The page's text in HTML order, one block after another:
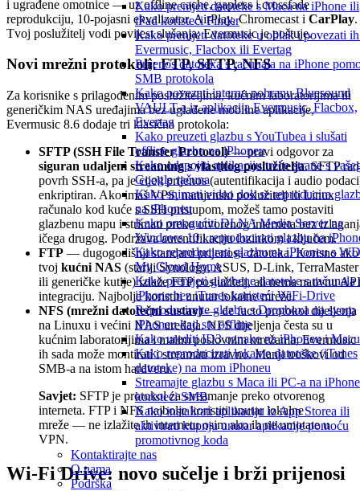
Kako prenijeti datoteke s Maca na iPhone ili
iPad koristeći Finder
Kako prenijeti datoteke u oblak i povezati
Evermusic, Flacbox ili Evertag
Prijenos datoteka s računala na iPhone
SMB protokola
Kako povezati internu pohranu Bluesound
VAULT-a iz aplikacija Evermusic, Flacbox,
Evertag
Kako preuzeti glazbu s YouTubea i slušati
offline glazbu na iPhoneu
Kako odspojiti aplikaciju treće strane s
Google računa
Kako snimati video dok se reproducira
na iPhoneu
Kako omogućiti DLNA Media Server na
Windows 10 i reproducirati glazbu na
Kako reproducirati glazbu na iPhoneu s WD
My Cloud Home
Kako prenijeti glazbene datoteke s računala
iPhone bez iTunes koristeći WiFi-Drive
Reproducirajte glazbu s Dropboxa na svom
iPhoneu kad ste offline
Kako urediti ID3 oznake na iPhoneu i Macu
Kako reproducirati lokalne datoteke (iTunes
datoteke) na mom iPhoneu
Streamajte glazbu s Maca ili PC-a na iPhone
koristeći SMB
Kako instalirati aplikaciju iz App Storea ili
aktivirati kupnju unutar aplikacije pomoću
promotivnog koda
Kontaktirajte nas
O nama
Podrška
i ugrađene omotnice — uz offline cache, gapless i crossfade
reprodukciju, 10-pojasni ekvalizator, AirPlay, Chromecast i CarPlay.
Tvoj poslužitelj vodi povijest slušanja; Evermusic je poštuje.
Novi mrežni protokoli: FTP, SFTP, NFS
Za korisnike s prilagođenim poslužiteljima, kućnim laboratorijima ili
generičkim NAS uređajima bez uglađene mobilne aplikacije,
Evermusic 8.6 dodaje tri klasična protokola:
SFTP (SSH File Transfer Protocol)— pravi odgovor za
siguran udaljeni streaming s vlastitog poslužitelja. SFTP
povrh SSH-a, pa je cijeli prijenos (autentifikacija i audio
enkriptiran. Ako imaš VPS, namjenski poslužitelj ili Linux
računalo kod kuće s SSH pristupom, možeš tamo postaviti
glazbenu mapu i strimati preko otvorenog interneta bez
ičega drugog. Podržava autentifikaciju lozinkom i ključem.
FTP — dugogodišnji standard prijenosa datoteka. Korisno ako
tvoj kućni NAS (stariji Synology, ASUS, D-Link, TerraMaster
ili generičke kutije) izlaže FTP poslužitelj, ali nema nativnu API
integraciju. Najbolje koristiti unutar lokalne mreže.
NFS (mrežni datotečni sustav)— de facto protokol dijeljenja
na Linuxu i većini NAS uređaja. NFS dijeljenja česta su u
kućnim laboratorijima i malim poslovnim mrežama; Evermusic
ih sada može montirati i streamati izravno. Manji troškovi od
SMB-a na istom hardveru.
Savjet: SFTP je protokol za streamanje preko otvorenog
interneta. FTP i NFS najbolje koristiti unutar lokalne
mreže — ne izlažite ih internetu osim ako ih ne umotate u
VPN.
Wi-Fi Drive: novo sučelje i brži prijenosi